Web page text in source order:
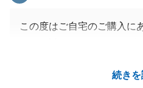
続き
この度はご自宅のご購入に
が納得のいく物件を見つけ